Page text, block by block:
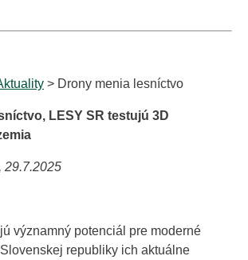
> Drony menia lesníctvo
LESY SR testujú 3D
29.7.2025
významný potenciál pre moderné
republiky ich aktuálne